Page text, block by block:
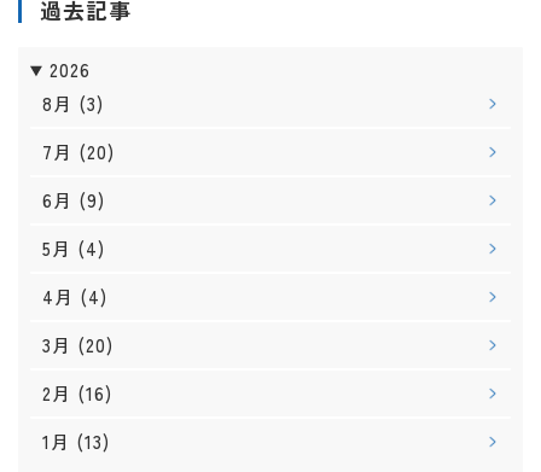
過去記事
2026
8月 (3)
7月 (20)
6月 (9)
5月 (4)
4月 (4)
3月 (20)
2月 (16)
1月 (13)